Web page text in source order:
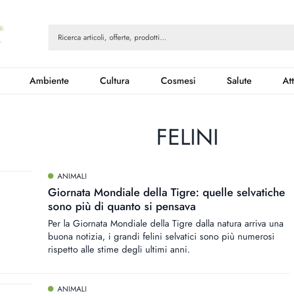
Ambiente Cultura Cosmesi Salute
FELINI
ANIMALI
Giornata Mondiale della Tigre: quelle selvatiche
sono più di quanto si pensava
Per la Giornata Mondiale della Tigre dalla natura arriva una
buona notizia, i grandi felini selvatici sono più numerosi
rispetto alle stime degli ultimi anni.
ANIMALI